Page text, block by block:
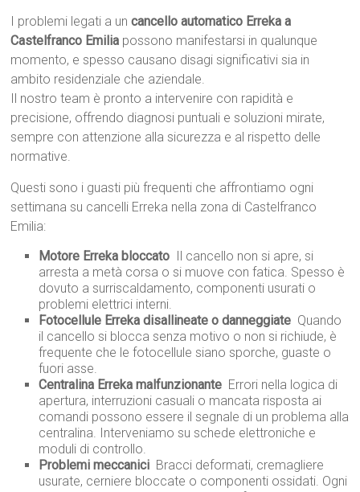
I problemi legati a uncancello automatico Erreka a
Castelfranco Emilia possono manifestarsi in qualunque
momento, e spesso causano disagi significativi sia in
ambito residenziale che aziendale.
Il nostro team è pronto a intervenire con rapidità e
precisione, offrendo diagnosi puntuali e soluzioni mirate,
sempre con attenzione alla sicurezza e al rispetto delle
normative.
Questi sono i guasti più frequenti che affrontiamo ogni
settimana su cancelli Erreka nella zona di Castelfranco
Emilia:
Motore Erreka bloccato  Il cancello non si apre, si
arresta a metà corsa o si muove con fatica. Spesso è
dovuto a surriscaldamento, componenti usurati o
problemi elettrici interni.
Fotocellule Erreka disallineate o danneggiate  Quando
il cancello si blocca senza motivo o non si richiude, è
frequente che le fotocellule siano sporche, guaste o
fuori asse.
Centralina Erreka malfunzionante  Errori nella logica di
apertura, interruzioni casuali o mancata risposta ai
comandi possono essere il segnale di un problema alla
centralina. Interveniamo su schede elettroniche e
moduli di controllo.
Problemi meccanici  Bracci deformati, cremagliere
usurate, cerniere bloccate o componenti ossidati. Ogni